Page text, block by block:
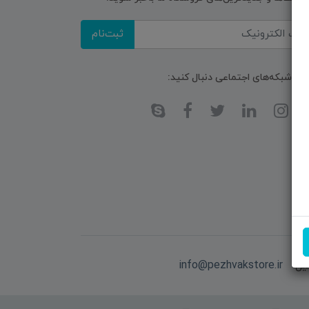
ثبت‌نام
را در شبکه‌های اجتماعی دنبال کنید:
info@pezhvakstore.ir